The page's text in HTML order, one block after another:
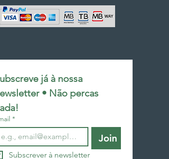
já à nossa
• Não percas
*
Join
Subscrever à newsletter